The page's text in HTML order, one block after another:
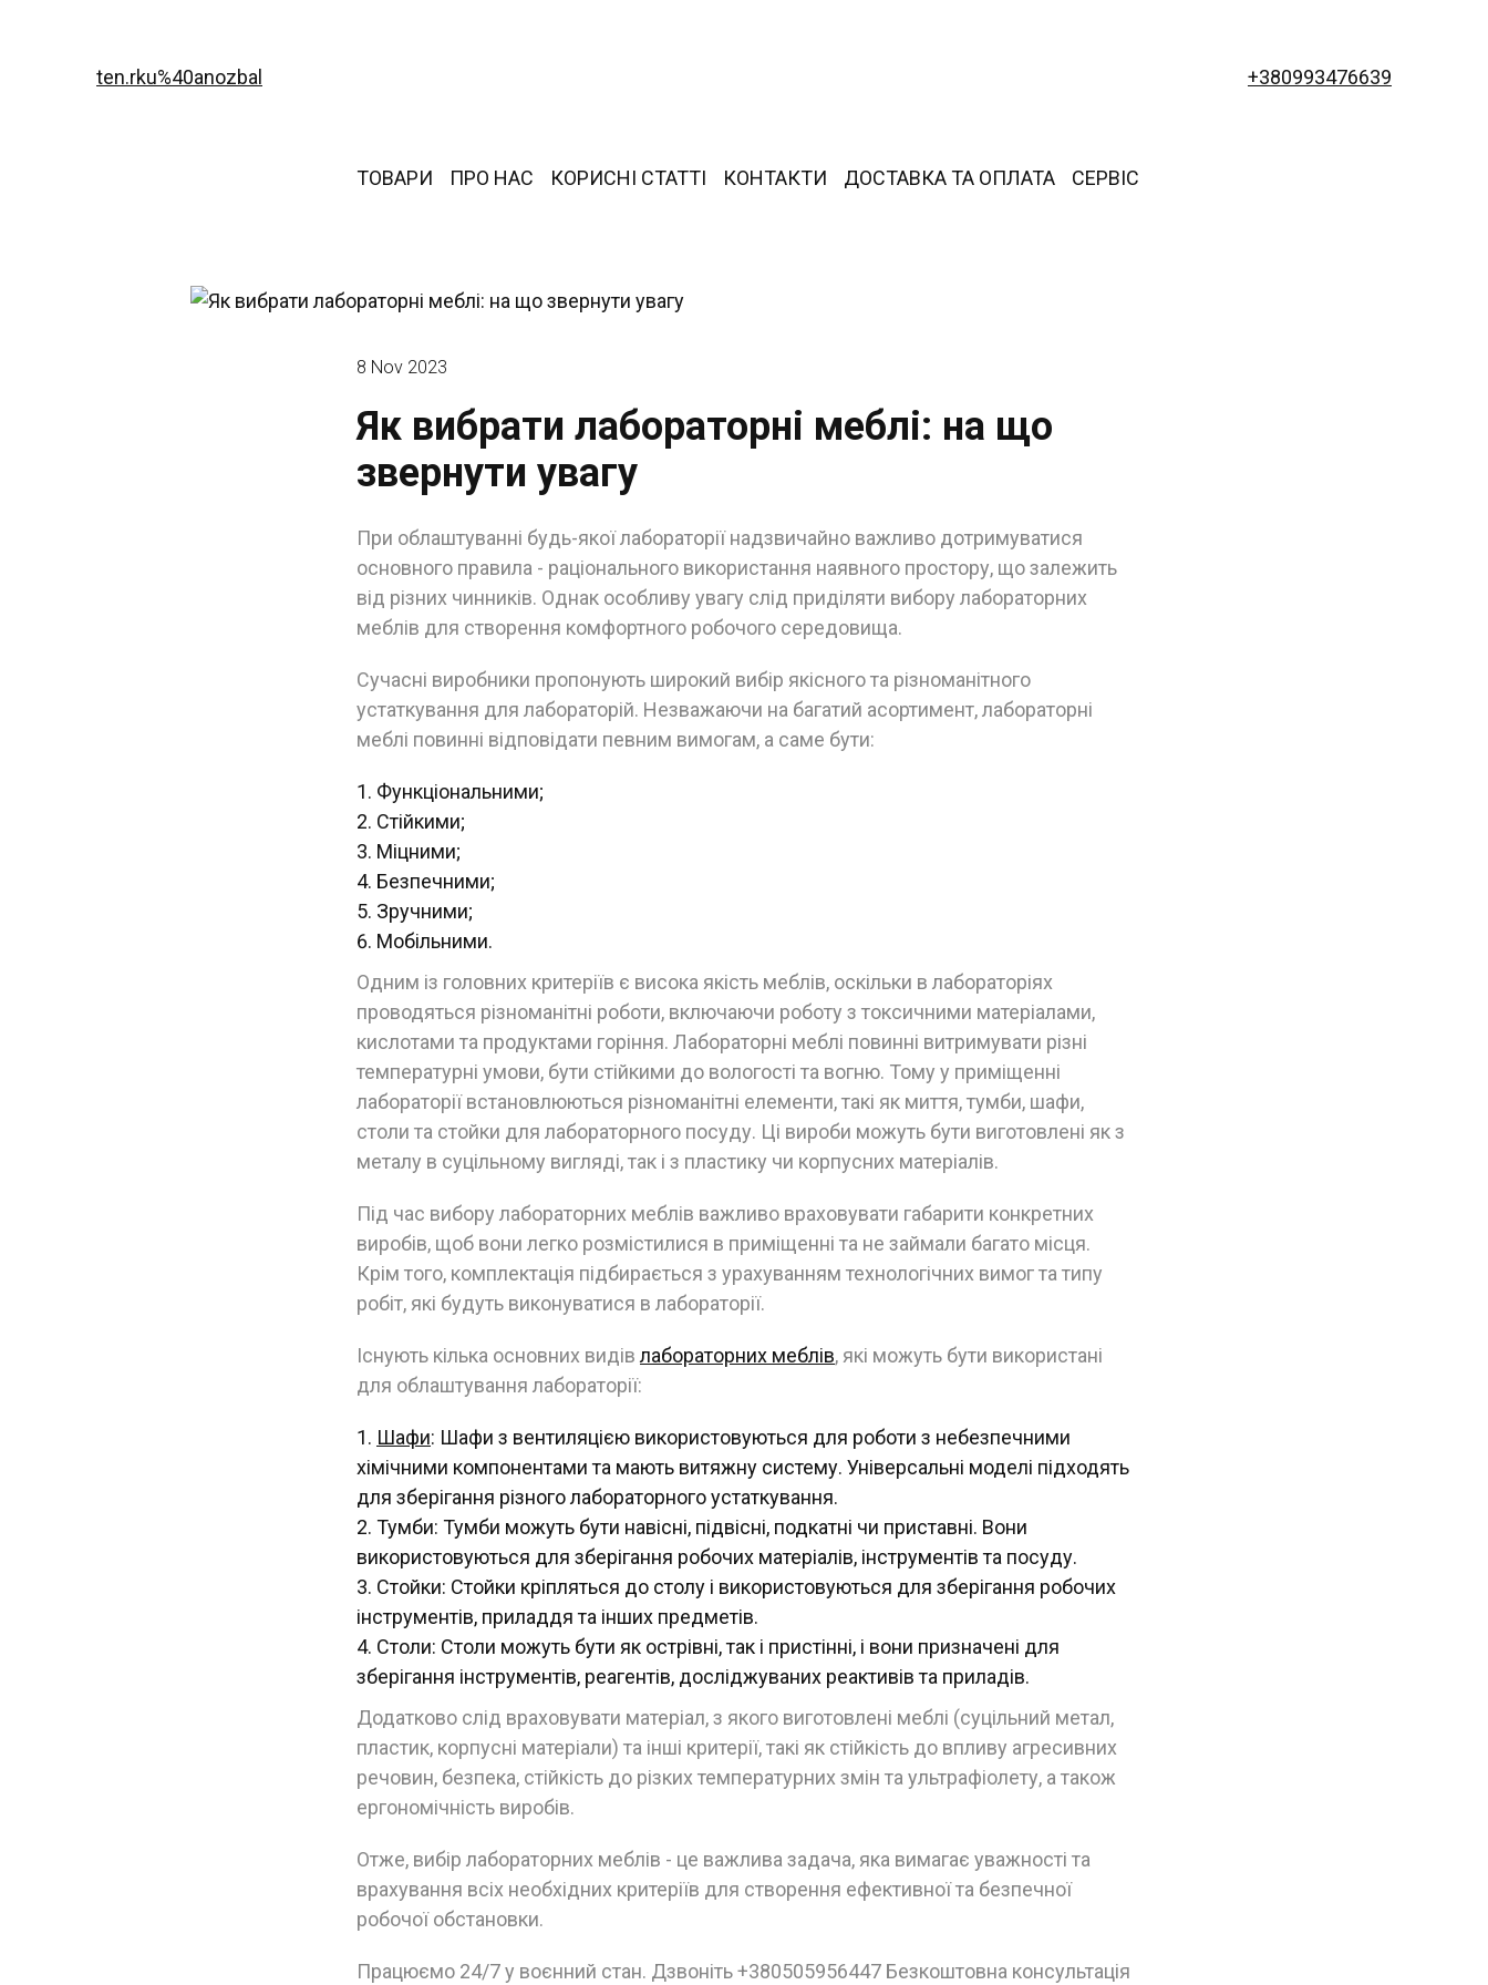
ten.rku%40anozbal +380993476639
ТОВАРИ ПРО НАС КОРИСНІ СТАТТІ КОНТАКТИ ДОСТАВКА ТА ОПЛАТА СЕРВІС
8 Nov 2023
Як вибрати лабораторні меблі: на що
звернути увагу
При облаштуванні будь-якої лабораторії надзвичайно важливо дотримуватися
основного правила - раціонального використання наявного простору, що залежить
від різних чинників. Однак особливу увагу слід приділяти вибору лабораторних
меблів для створення комфортного робочого середовища.
Сучасні виробники пропонують широкий вибір якісного та різноманітного
устаткування для лабораторій. Незважаючи на багатий асортимент, лабораторні
меблі повинні відповідати певним вимогам, а саме бути:
Функціональними;
Стійкими;
Міцними;
Безпечними;
Зручними;
Мобільними.
Одним із головних критеріїв є висока якість меблів, оскільки в лабораторіях
проводяться різноманітні роботи, включаючи роботу з токсичними матеріалами,
кислотами та продуктами горіння. Лабораторні меблі повинні витримувати різні
температурні умови, бути стійкими до вологості та вогню. Тому у приміщенні
лабораторії встановлюються різноманітні елементи, такі як миття, тумби, шафи,
столи та стойки для лабораторного посуду. Ці вироби можуть бути виготовлені як з
металу в суцільному вигляді, так і з пластику чи корпусних матеріалів.
Під час вибору лабораторних меблів важливо враховувати габарити конкретних
виробів, щоб вони легко розмістилися в приміщенні та не займали багато місця.
Крім того, комплектація підбирається з урахуванням технологічних вимог та типу
робіт, які будуть виконуватися в лабораторії.
Існують кілька основних видів лабораторних меблів, які можуть бути використані
для облаштування лабораторії:
Шафи: Шафи з вентиляцією використовуються для роботи з небезпечними
хімічними компонентами та мають витяжну систему. Універсальні моделі підходять
для зберігання різного лабораторного устаткування.
Тумби: Тумби можуть бути навісні, підвісні, подкатні чи приставні. Вони
використовуються для зберігання робочих матеріалів, інструментів та посуду.
Стойки: Стойки кріпляться до столу і використовуються для зберігання робочих
інструментів, приладдя та інших предметів.
Столи: Столи можуть бути як острівні, так і пристінні, і вони призначені для
зберігання інструментів, реагентів, досліджуваних реактивів та приладів.
Додатково слід враховувати матеріал, з якого виготовлені меблі (суцільний метал,
пластик, корпусні матеріали) та інші критерії, такі як стійкість до впливу агресивних
речовин, безпека, стійкість до різких температурних змін та ультрафіолету, а також
ергономічність виробів.
Отже, вибір лабораторних меблів - це важлива задача, яка вимагає уважності та
врахування всіх необхідних критеріїв для створення ефективної та безпечної
робочої обстановки.
Працюємо 24/7 у воєнний стан. Дзвоніть +380505956447 Безкоштовна консультація